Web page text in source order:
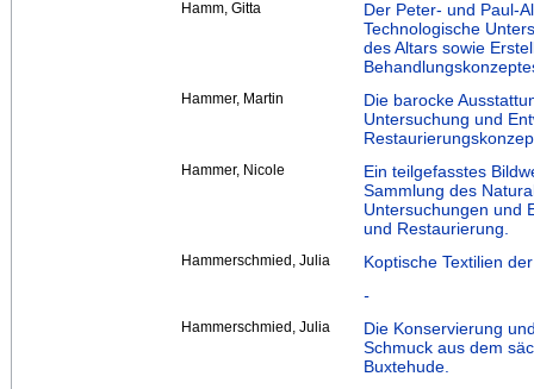
Hamm, Gitta
Der Peter- und Paul-
Technologische
des Altars sowie
Hammer, Martin
Die barocke
Untersuchung und
Hammer, Nicole
Ein teilgefasstes
Sammlung des
Untersuchungen und
und Restaurierung.
Hammerschmied, Julia
Koptische Textilien
-
Hammerschmied, Julia
Die Konservierung
Schmuck aus dem
Buxtehude.